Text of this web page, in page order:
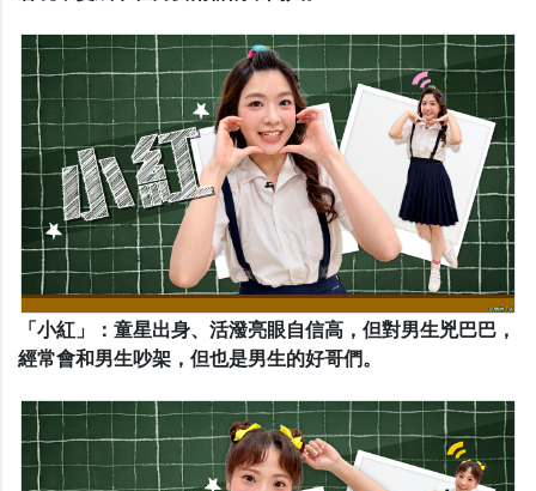
「小紅」：童星出身、活潑亮眼自信高，但對男生兇巴巴，
經常會和男生吵架，但也是男生的好哥們。